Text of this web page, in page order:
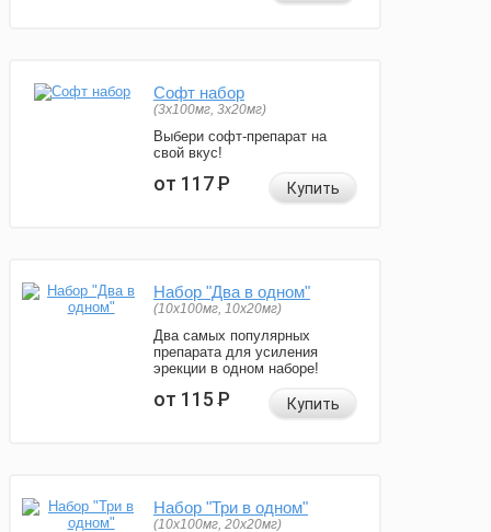
Софт набор
(3x100мг, 3x20мг)
Выбери софт-препарат на
свой вкус!
от 117Р Купить
Набор "Два в одном"
(10x100мг, 10x20мг)
Два самых популярных
препарата для усиления
эрекции в одном наборе!
от 115Р Купить
Набор "Три в одном"
(10x100мг, 20x20мг)